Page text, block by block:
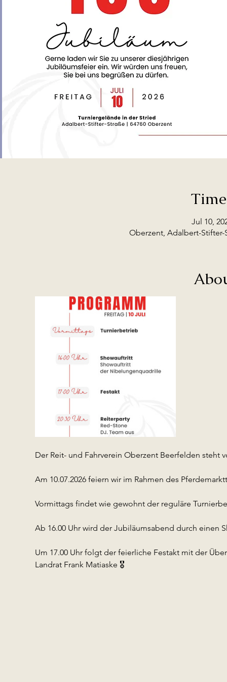
Jul 10,
Oberzent, Adalbert-Stifter-
Der Reit- und Fahrverein Oberzent Beerfelden steht
Am 10.07.2026 feiern wir im Rahmen des
Vormittags findet wie gewohnt der reguläre
Ab 16.00 Uhr wird der Jubiläumsabend durch
Um 17.00 Uhr folgt der feierliche Festakt mit der
Landrat Frank Matiaske 🎖️